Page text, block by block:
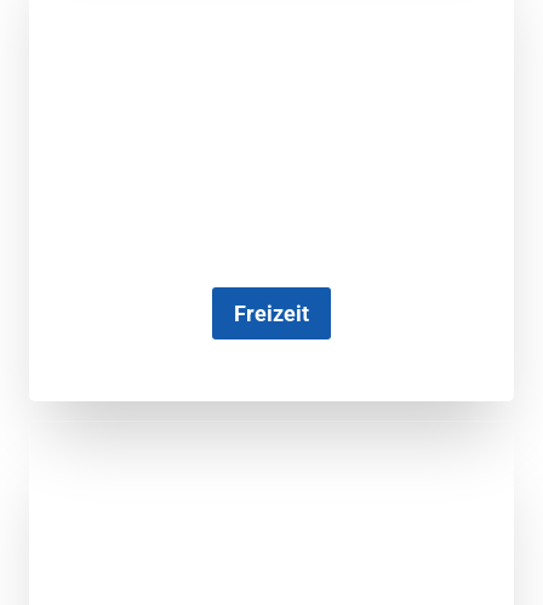
Freizeit